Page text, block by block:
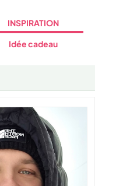
INSPIRATION
Idée cadeau